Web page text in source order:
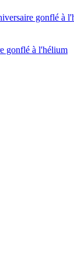
gonflé à l'hélium